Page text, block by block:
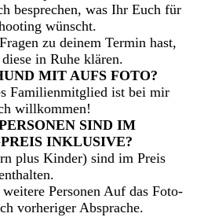
besprechen, was Ihr Euch für
wünscht.
zu deinem Termin hast,
in Ruhe klären.
MIT AUFS FOTO?
Familienmitglied ist bei mir
willkommen!
SIND IM
INKLUSIVE?
plus Kinder) sind im Preis
Personen Auf das Foto-
vorheriger Absprache.